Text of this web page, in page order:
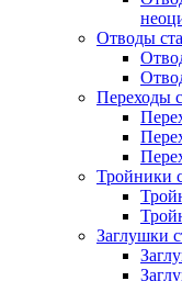
Отводы
Переходы
Тройники
Заглушки